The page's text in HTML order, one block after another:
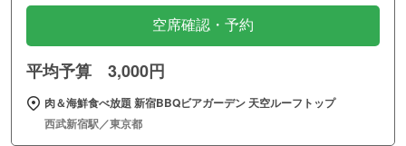
空席確認・予約
平均予算 3,000円
肉＆海鮮食べ放題 新宿BBQビアガーデン 天空ルーフトップ
西武新宿駅／東京都